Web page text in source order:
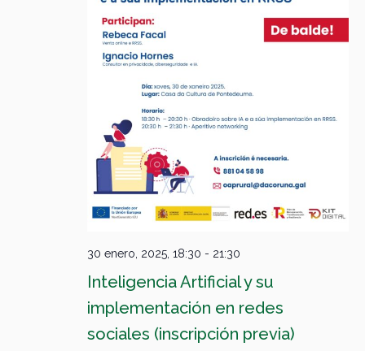
Inteligencia Artificial y su
implementación en redes
sociales (inscripción previa)
30 enero, 2025, 18:30 - 21:30